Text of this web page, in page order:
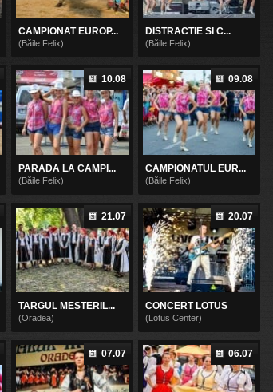
CAMPIONAT EUROP...
(Băile Felix)
DISTRACTIE SI C...
(Băile Felix)
10.08
PARADA LA CAMPI...
(Băile Felix)
09.08
CAMPIONATUL EUR...
(Băile Felix)
21.07
TARGUL MESTERIL...
(Oradea)
20.07
CONCERT LOTUS
(Lotus Center)
07.07 06.07